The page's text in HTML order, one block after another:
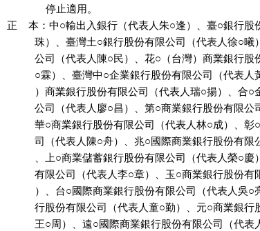
              停止適用。
正    本：中○輸出入銀行（代表人朱○逢）、臺○銀行股
珠）、臺灣土○銀行股份有限公司（代表人徐○
公司（代表人陳○民）、花○（台灣）商業銀行
○霖）、臺灣中○企業銀行股份有限公司（代表
）商業銀行股份有限公司（代表人瑞○揚）、合
公司（代表人廖○昌）、第○商業銀行股份有限
華○商業銀行股份有限公司（代表人林○成）、
司（代表人陳○舟）、兆○國際商業銀行股份有
、上○商業儲蓄銀行股份有限公司（代表人榮○
有限公司（代表人李○章）、玉○商業銀行股份
）、台○國際商業銀行股份有限公司（代表人
行股份有限公司（代表人童○勤）、元○商業銀
王○周）、遠○國際商業銀行股份有限公司（代